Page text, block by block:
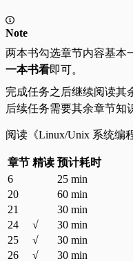
Note
两本书勾选章节内容基本
一本书看即可。
完成任务之后继续阅读其
后续任务需要其余章节知
阅读《Linux/Unix 系统编
章节 精读 预计耗时
6
25 min
20
60 min
21
30 min
24
√
30 min
25
√
30 min
26
√
30 min